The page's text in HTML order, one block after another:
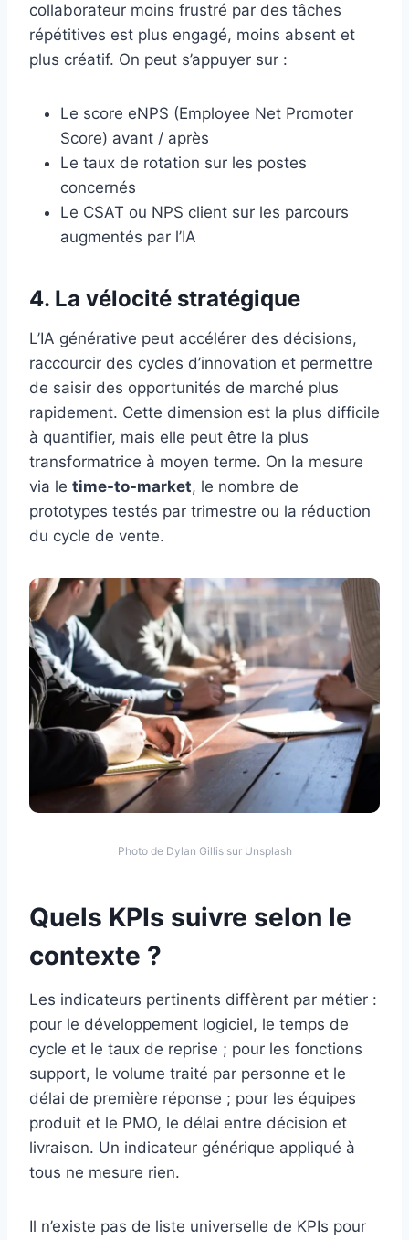
collaborateur moins frustré par des tâches
répétitives est plus engagé, moins absent et
plus créatif. On peut s’appuyer sur :
Le score eNPS (Employee Net Promoter
Score) avant / après
Le taux de rotation sur les postes
concernés
Le CSAT ou NPS client sur les parcours
augmentés par l’IA
4. La vélocité stratégique
L’IA générative peut accélérer des décisions,
raccourcir des cycles d’innovation et permettre
de saisir des opportunités de marché plus
rapidement. Cette dimension est la plus difficile
à quantifier, mais elle peut être la plus
transformatrice à moyen terme. On la mesure
via le time-to-market, le nombre de
prototypes testés par trimestre ou la réduction
du cycle de vente.
Photo de Dylan Gillis sur Unsplash
Quels KPIs suivre selon le
contexte ?
Les indicateurs pertinents diffèrent par métier :
pour le développement logiciel, le temps de
cycle et le taux de reprise ; pour les fonctions
support, le volume traité par personne et le
délai de première réponse ; pour les équipes
produit et le PMO, le délai entre décision et
livraison. Un indicateur générique appliqué à
tous ne mesure rien.
Il n’existe pas de liste universelle de KPIs pour